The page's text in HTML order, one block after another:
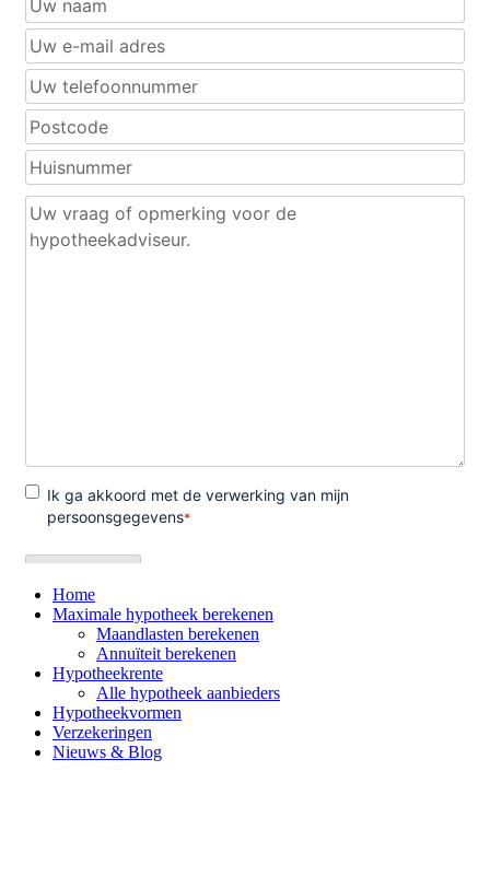
Home
Maximale hypotheek berekenen
Maandlasten berekenen
Annuïteit berekenen
Hypotheekrente
Alle hypotheek aanbieders
Hypotheekvormen
Verzekeringen
Nieuws & Blog